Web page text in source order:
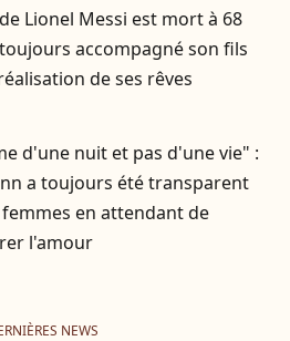
Lionel Messi est mort à 68
accompagné son fils
de ses rêves
d'une nuit et pas d'une vie" :
a toujours été transparent
femmes en attendant de
l'amour
NEWS